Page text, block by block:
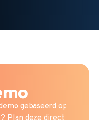
gebaseerd op